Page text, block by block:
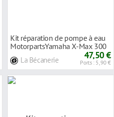
Kit réparation de pompe à eau
MotorpartsYamaha X-Max 300
La Bécanerie 47,50 €
Ports : 5,90 €